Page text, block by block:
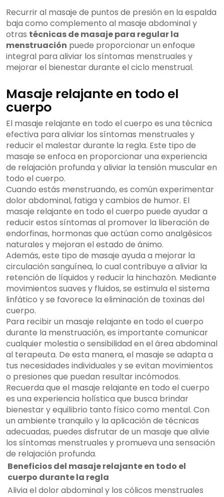
Recurrir al masaje de puntos de presión en la espalda
baja como complemento al masaje abdominal y
otras técnicas de masaje para regular la
menstruación puede proporcionar un enfoque
integral para aliviar los síntomas menstruales y
mejorar el bienestar durante el ciclo menstrual.
Masaje relajante en todo el
cuerpo
El masaje relajante en todo el cuerpo es una técnica
efectiva para aliviar los síntomas menstruales y
reducir el malestar durante la regla. Este tipo de
masaje se enfoca en proporcionar una experiencia
de relajación profunda y aliviar la tensión muscular en
todo el cuerpo.
Cuando estás menstruando, es común experimentar
dolor abdominal, fatiga y cambios de humor. El
masaje relajante en todo el cuerpo puede ayudar a
reducir estos síntomas al promover la liberación de
endorfinas, hormonas que actúan como analgésicos
naturales y mejoran el estado de ánimo.
Además, este tipo de masaje ayuda a mejorar la
circulación sanguínea, lo cual contribuye a aliviar la
retención de líquidos y reducir la hinchazón. Mediante
movimientos suaves y fluidos, se estimula el sistema
linfático y se favorece la eliminación de toxinas del
cuerpo.
Para recibir un masaje relajante en todo el cuerpo
durante la menstruación, es importante comunicar
cualquier molestia o sensibilidad en el área abdominal
al terapeuta. De esta manera, el masaje se adapta a
tus necesidades individuales y se evitan movimientos
o presiones que puedan resultar incómodos.
Recuerda que el masaje relajante en todo el cuerpo
es una experiencia holística que busca brindar
bienestar y equilibrio tanto físico como mental. Con
un ambiente tranquilo y la aplicación de técnicas
adecuadas, puedes disfrutar de un masaje que alivie
los síntomas menstruales y promueva una sensación
de relajación profunda.
Beneficios del masaje relajante en todo el
cuerpo durante la regla
Alivia el dolor abdominal y los cólicos menstruales